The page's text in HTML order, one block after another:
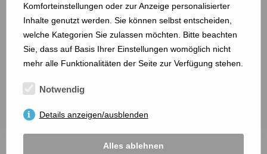
RoKuTec GmbH
25746 Heide
mehr anzeigen ...
Komforteinstellungen oder zur Anzeige personalisierter
Inhalte genutzt werden. Sie können selbst entscheiden,
welche Kategorien Sie zulassen möchten. Bitte beachten
Sie, dass auf Basis Ihrer Einstellungen womöglich nicht
mehr alle Funktionalitäten der Seite zur Verfügung stehen.
Notwendig
Details anzeigen/ausblenden
Alles ablehnen